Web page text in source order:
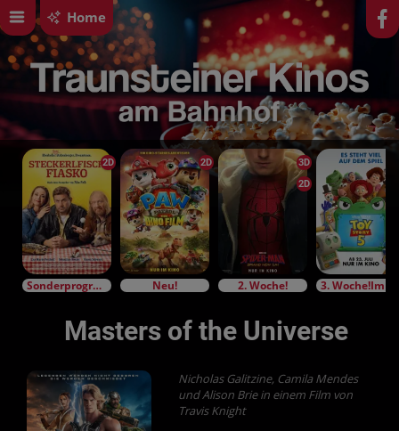
Home
2D
Sonderprogramm
2D
Neu!
3D
2D
2. Woche!
Masters of the Universe
Nicholas Galitzine, Camila Mendes
und Alison Brie in einem Film von
Travis Knight